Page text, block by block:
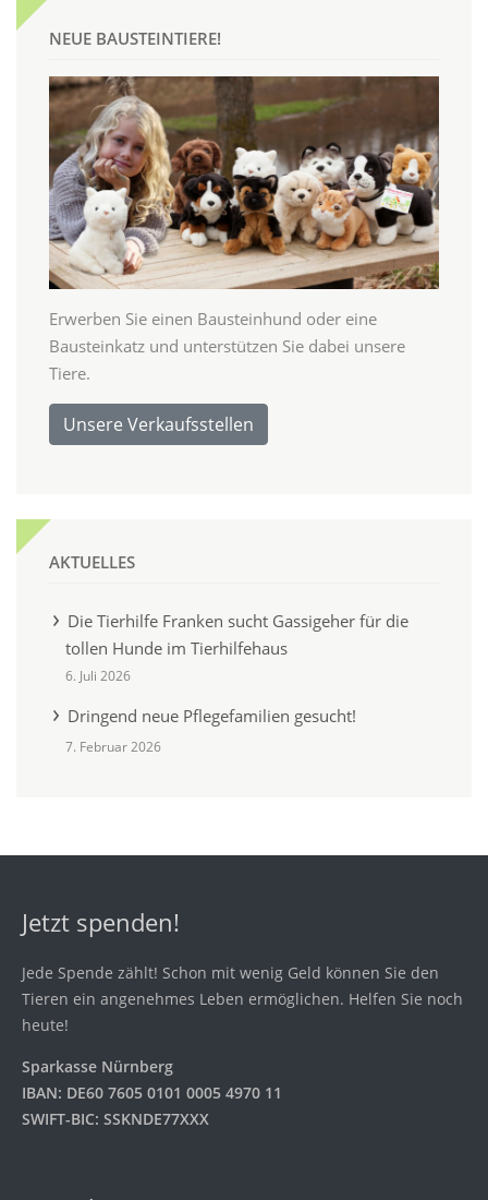
NEUE BAUSTEINTIERE!
Erwerben Sie einen Bausteinhund oder eine
Bausteinkatz und unterstützen Sie dabei unsere
Tiere.
Unsere Verkaufsstellen
AKTUELLES
Die Tierhilfe Franken sucht Gassigeher für die
tollen Hunde im Tierhilfehaus
6. Juli 2026
Dringend neue Pflegefamilien gesucht!
7. Februar 2026
Jetzt spenden!
Jede Spende zählt! Schon mit wenig Geld können Sie den
Tieren ein angenehmes Leben ermöglichen. Helfen Sie noch
heute!
Sparkasse Nürnberg
IBAN: DE60 7605 0101 0005 4970 11
SWIFT-BIC: SSKNDE77XXX